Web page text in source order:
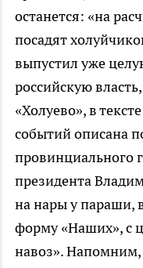
останется: «на
посадят
выпустил уже
российскую
«Холуево», в
событий описана
провинциального
президента
на нары у параши,
форму «Наших», с
навоз».